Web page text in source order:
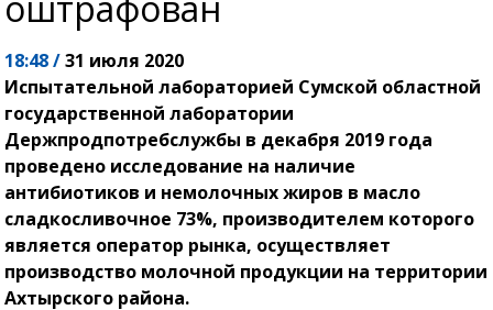
18:48 /31 июля 2020
Испытательной лабораторией Сумской областной
государственной лаборатории
Держпродпотребслужбы в декабря 2019 года
проведено исследование на наличие
антибиотиков и немолочных жиров в масло
сладкосливочное 73%, производителем которого
является оператор рынка, осуществляет
производство молочной продукции на территории
Ахтырского района.